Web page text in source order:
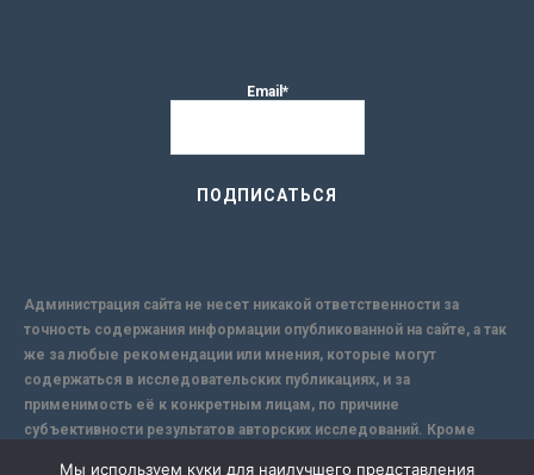
Email*
Администрация сайта не несет никакой ответственности за
точность содержания информации опубликованной на сайте, а так
же за любые рекомендации или мнения, которые могут
содержаться в исследовательских публикациях, и за
применимость её к конкретным лицам, по причине
субъективности результатов авторских исследований. Кроме
Мы используем куки для наилучшего представления